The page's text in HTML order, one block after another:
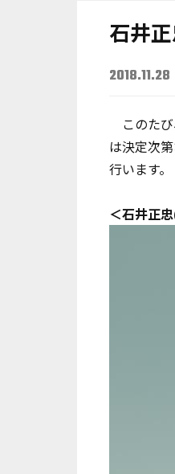
石井
2018.11.28
このたび
は決定次
行います。
＜石井正